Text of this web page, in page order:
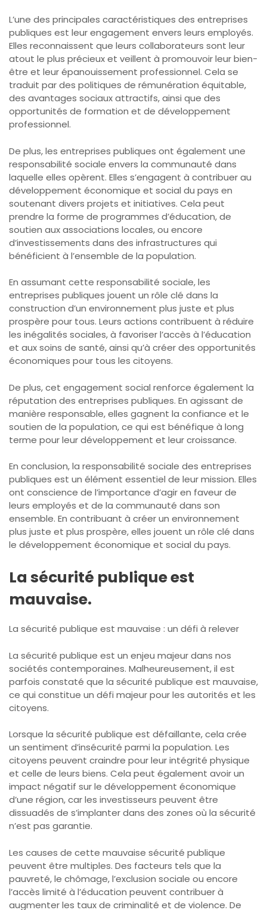
L’une des principales caractéristiques des entreprises
publiques est leur engagement envers leurs employés.
Elles reconnaissent que leurs collaborateurs sont leur
atout le plus précieux et veillent à promouvoir leur bien-
être et leur épanouissement professionnel. Cela se
traduit par des politiques de rémunération équitable,
des avantages sociaux attractifs, ainsi que des
opportunités de formation et de développement
professionnel.
De plus, les entreprises publiques ont également une
responsabilité sociale envers la communauté dans
laquelle elles opèrent. Elles s’engagent à contribuer au
développement économique et social du pays en
soutenant divers projets et initiatives. Cela peut
prendre la forme de programmes d’éducation, de
soutien aux associations locales, ou encore
d’investissements dans des infrastructures qui
bénéficient à l’ensemble de la population.
En assumant cette responsabilité sociale, les
entreprises publiques jouent un rôle clé dans la
construction d’un environnement plus juste et plus
prospère pour tous. Leurs actions contribuent à réduire
les inégalités sociales, à favoriser l’accès à l’éducation
et aux soins de santé, ainsi qu’à créer des opportunités
économiques pour tous les citoyens.
De plus, cet engagement social renforce également la
réputation des entreprises publiques. En agissant de
manière responsable, elles gagnent la confiance et le
soutien de la population, ce qui est bénéfique à long
terme pour leur développement et leur croissance.
En conclusion, la responsabilité sociale des entreprises
publiques est un élément essentiel de leur mission. Elles
ont conscience de l’importance d’agir en faveur de
leurs employés et de la communauté dans son
ensemble. En contribuant à créer un environnement
plus juste et plus prospère, elles jouent un rôle clé dans
le développement économique et social du pays.
La sécurité publique est
mauvaise.
La sécurité publique est mauvaise : un défi à relever
La sécurité publique est un enjeu majeur dans nos
sociétés contemporaines. Malheureusement, il est
parfois constaté que la sécurité publique est mauvaise,
ce qui constitue un défi majeur pour les autorités et les
citoyens.
Lorsque la sécurité publique est défaillante, cela crée
un sentiment d’insécurité parmi la population. Les
citoyens peuvent craindre pour leur intégrité physique
et celle de leurs biens. Cela peut également avoir un
impact négatif sur le développement économique
d’une région, car les investisseurs peuvent être
dissuadés de s’implanter dans des zones où la sécurité
n’est pas garantie.
Les causes de cette mauvaise sécurité publique
peuvent être multiples. Des facteurs tels que la
pauvreté, le chômage, l’exclusion sociale ou encore
l’accès limité à l’éducation peuvent contribuer à
augmenter les taux de criminalité et de violence. De